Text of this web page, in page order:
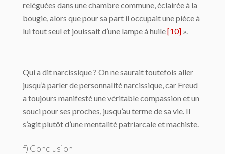
reléguées dans une chambre commune, éclairée à la
bougie, alors que pour sa part il occupait une pièce à
lui tout seul et jouissait d’une lampe à huile[10] ».
Qui a dit narcissique ? On ne saurait toutefois aller
jusqu’à parler de personnalité narcissique, car Freud
a toujours manifesté une véritable compassion et un
souci pour ses proches, jusqu’au terme de sa vie. Il
s’agit plutôt d’une mentalité patriarcale et machiste.
f) Conclusion